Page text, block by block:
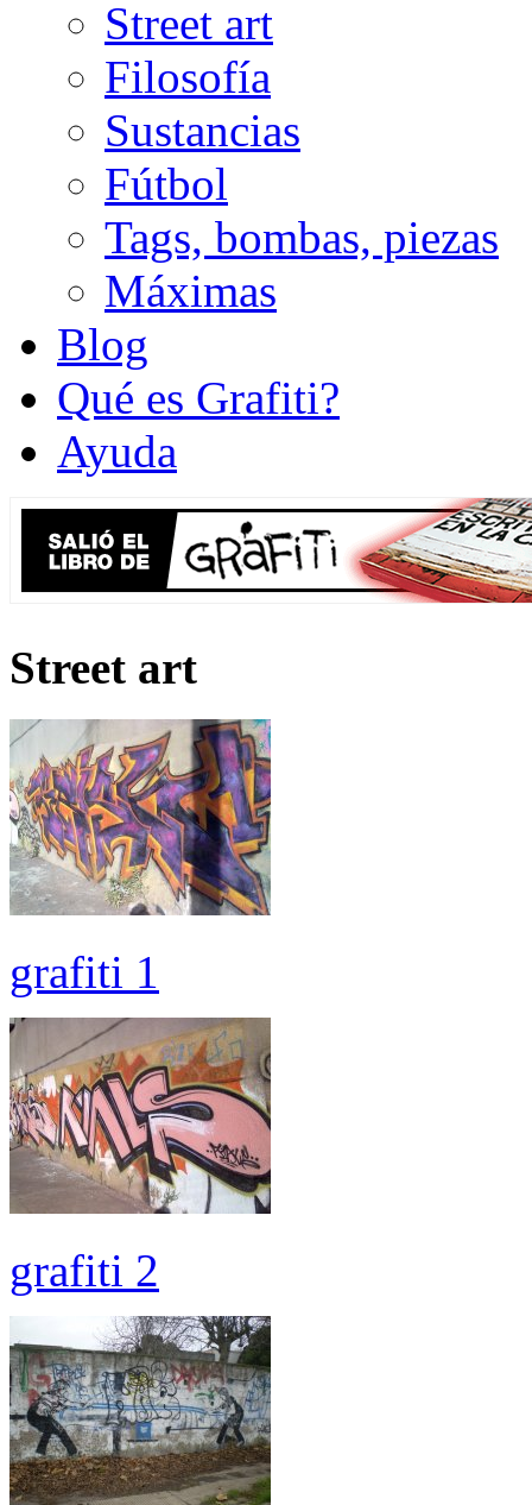
Street art
Filosofía
Sustancias
Fútbol
Tags, bombas, piezas
Máximas
Blog
Qué es Grafiti?
Ayuda
Street art
grafiti 1
grafiti 2